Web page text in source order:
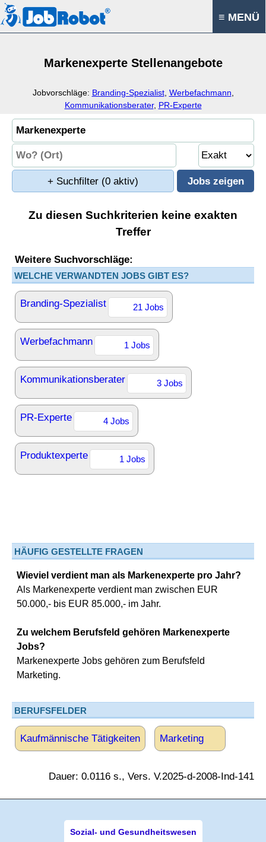
≡ MENÜ
Markenexperte Stellenangebote
Jobvorschläge: Branding-Spezialist, Werbefachmann
Kommunikationsberater, PR-Experte
+ Suchfilter (0 aktiv)
Zu diesen Suchkriterien keine exakten
Treffer
Weitere Suchvorschläge:
WELCHE VERWANDTEN JOBS GIBT ES?
Branding-Spezialist 21 Jobs
Werbefachmann 1 Jobs
Kommunikationsberater 3 Jobs
PR-Experte 4 Jobs
Produktexperte 1 Jobs
HÄUFIG GESTELLTE FRAGEN
Wieviel verdient man als Markenexperte pro Jahr?
Als Markenexperte verdient man zwischen EUR
50.000,- bis EUR 85.000,- im Jahr.
Zu welchem Berufsfeld gehören Markenexperte
Jobs?
Markenexperte Jobs gehören zum Berufsfeld
Marketing.
BERUFSFELDER
Kaufmännische Tätigkeiten Marketing
Dauer: 0.0116 s., Vers. V.2025-d-2008-Ind-141
Sozial- und Gesundheitswesen